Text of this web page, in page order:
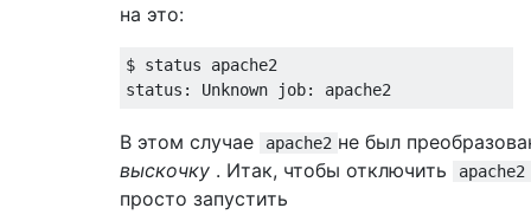
на это:
$ status apache2
В этом случае apache2 не был
выскочку . Итак, чтобы отключить apache2
просто запустить